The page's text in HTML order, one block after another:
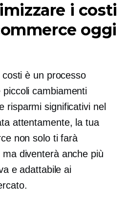
i costi
oggi
è un processo
cambiamenti
risparmi significativi nel
attentamente, la tua
non solo ti farà
diventerà anche più
e adattabile ai